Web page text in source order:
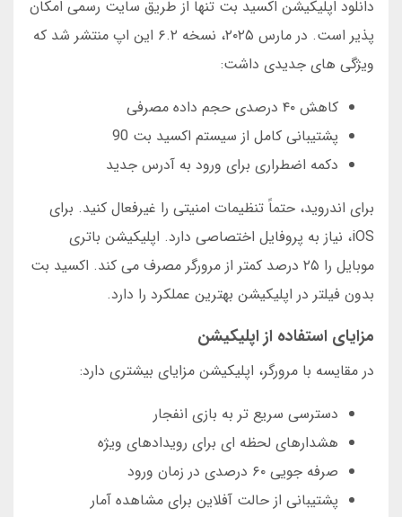
دانلود اپلیکیشن اکسید بت تنها از طریق سایت رسمی امکان
پذیر است. در مارس ۲۰۲۵، نسخه ۶.۲ این اپ منتشر شد که
ویژگی های جدیدی داشت:
کاهش ۴۰ درصدی حجم داده مصرفی
پشتیبانی کامل از سیستم اکسید بت 90
دکمه اضطراری برای ورود به آدرس جدید
برای اندروید، حتماً تنظیمات امنیتی را غیرفعال کنید. برای
iOS، نیاز به پروفایل اختصاصی دارد. اپلیکیشن باتری
موبایل را ۲۵ درصد کمتر از مرورگر مصرف می کند. اکسید بت
بدون فیلتر در اپلیکیشن بهترین عملکرد را دارد.
مزایای استفاده از اپلیکیشن
در مقایسه با مرورگر، اپلیکیشن مزایای بیشتری دارد:
دسترسی سریع تر به بازی انفجار
هشدارهای لحظه ای برای رویدادهای ویژه
صرفه جویی ۶۰ درصدی در زمان ورود
پشتیبانی از حالت آفلاین برای مشاهده آمار